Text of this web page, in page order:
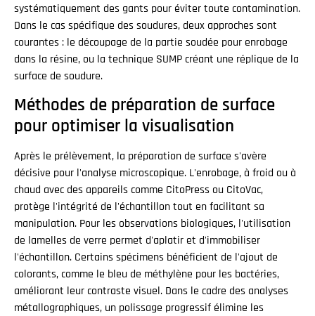
systématiquement des gants pour éviter toute contamination.
Dans le cas spécifique des soudures, deux approches sont
courantes : le découpage de la partie soudée pour enrobage
dans la résine, ou la technique SUMP créant une réplique de la
surface de soudure.
Méthodes de préparation de surface
pour optimiser la visualisation
Après le prélèvement, la préparation de surface s'avère
décisive pour l'analyse microscopique. L'enrobage, à froid ou à
chaud avec des appareils comme CitoPress ou CitoVac,
protège l'intégrité de l'échantillon tout en facilitant sa
manipulation. Pour les observations biologiques, l'utilisation
de lamelles de verre permet d'aplatir et d'immobiliser
l'échantillon. Certains spécimens bénéficient de l'ajout de
colorants, comme le bleu de méthylène pour les bactéries,
améliorant leur contraste visuel. Dans le cadre des analyses
métallographiques, un polissage progressif élimine les